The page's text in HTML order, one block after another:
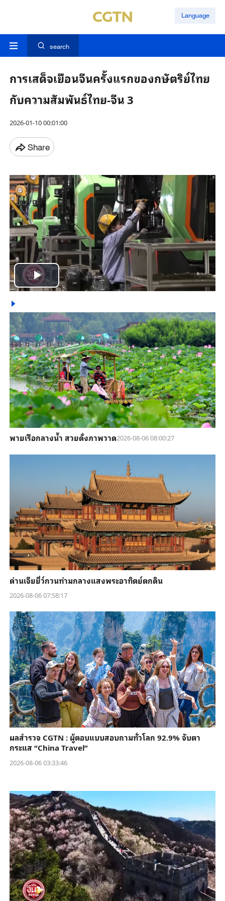
Language
search
การเสด็จเยือนจีนครั้งแรกของกษัตริย์ไทย
กับความสัมพันธ์ไทย-จีน 3
2026-01-10 00:01:00
Share
Play
Video
พายเรือกลางน้ำ สวยดั่งภาพวาด2026-08-06 08:00:27
ด่านเจียยี่ว์กวนท่ามกลางแสงพระอาทิตย์ตกดิน
2026-08-06 07:58:17
ผลสำรวจ CGTN : ผู้ตอบแบบสอบถามทั่วโลก 92.9% จับตา
กระแส “China Travel”
2026-08-06 03:33:46